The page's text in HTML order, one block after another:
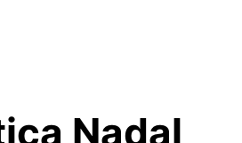
Nadal